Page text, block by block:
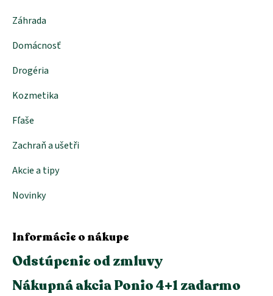
Záhrada
Domácnosť
Drogéria
Kozmetika
Fľaše
Zachraň a ušetři
Akcie a tipy
Novinky
Informácie o nákupe
Odstúpenie od zmluvy
Nákupná akcia Ponio 4+1 zadarmo